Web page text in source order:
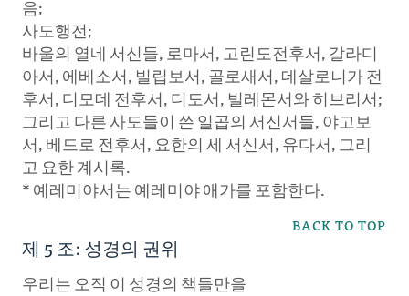
음;
사도행전;
바울의 열네 서신들, 로마서, 고린도전후서, 갈라디
아서, 에베소서, 빌립보서, 골로새서, 데살로니가 전
후서, 디모데 전후서, 디도서, 빌레몬서와 히브리서;
그리고 다른 사도들이 쓴 일곱의 서신서들, 야고보
서, 베드로 전후서, 요한의 세 서신서, 유다서, 그리
고 요한 계시록.
* 예레미야서는 예레미야 애가를 포함한다.
BACK TO TOP
제 5 조: 성경의 권위
우리는 오직 이 성경의 책들만을